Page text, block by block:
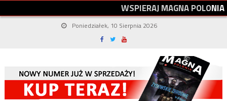
WSPIERAJMAGNAPOLONIA
Poniedziałek, 10 Sierpnia 2026